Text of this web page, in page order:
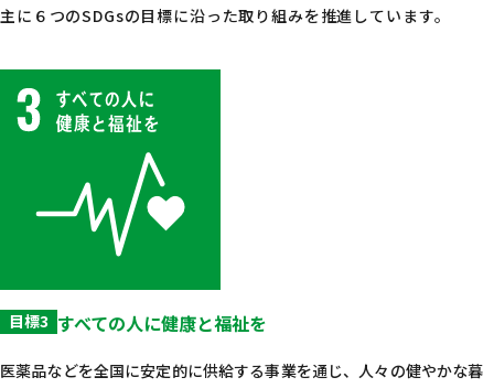
主に６つのSDGsの目標に沿った取り組みを推進しています。
目標3 すべての人に健康と福祉を
医薬品などを全国に安定的に供給する事業を通じ、人々の健やかな暮